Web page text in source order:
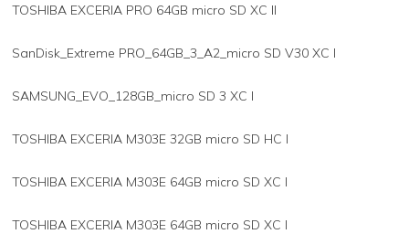
TOSHIBA EXCERIA PRO 64GB micro SD XC II
SanDisk_Extreme PRO_64GB_3_A2_micro SD V30 XC I
SAMSUNG_EVO_128GB_micro SD 3 XC I
TOSHIBA EXCERIA M303E 32GB micro SD HC I
TOSHIBA EXCERIA M303E 64GB micro SD XC I
TOSHIBA EXCERIA M303E 64GB micro SD XC I